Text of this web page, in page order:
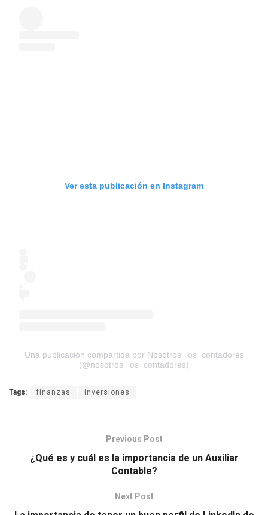
Ver esta publicación en Instagram
Una publicación compartida por Nosotros_los_contadores
(@nosotros_los_contadores)
Tags: finanzas inversiones
Previous Post
¿Qué es y cuál es la importancia de un Auxiliar
Contable?
Next Post